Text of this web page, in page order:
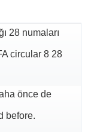
28 numaları
circular 8 28
önce de
before.